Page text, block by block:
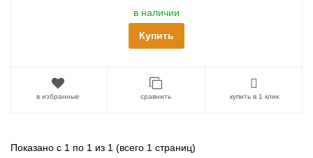
в наличии
Купить
в избранные сравнить купить в 1 клик
Показано с 1 по 1 из 1 (всего 1 страниц)